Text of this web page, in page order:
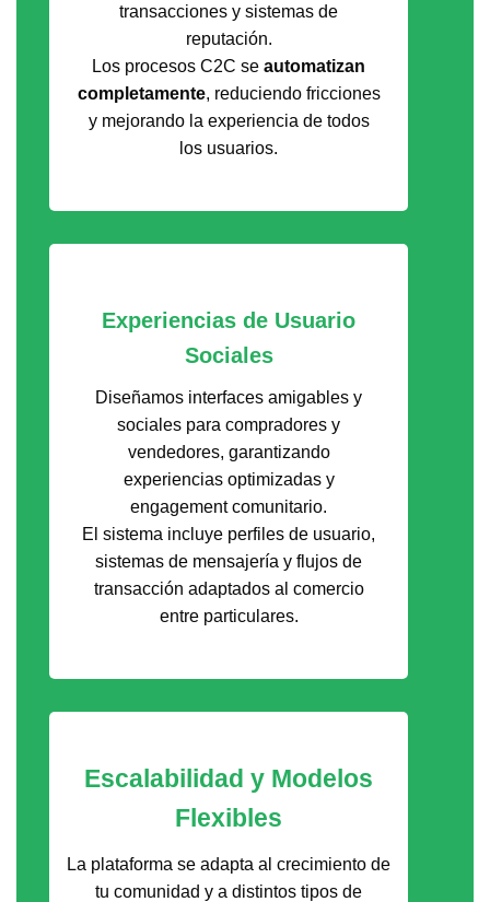
transacciones y sistemas de
reputación.
Los procesos C2C se automatizan
completamente, reduciendo fricciones
y mejorando la experiencia de todos
los usuarios.
Experiencias de Usuario
Sociales
Diseñamos interfaces amigables y
sociales para compradores y
vendedores, garantizando
experiencias optimizadas y
engagement comunitario.
El sistema incluye perfiles de usuario,
sistemas de mensajería y flujos de
transacción adaptados al comercio
entre particulares.
Escalabilidad y Modelos
Flexibles
La plataforma se adapta al crecimiento de
tu comunidad y a distintos tipos de